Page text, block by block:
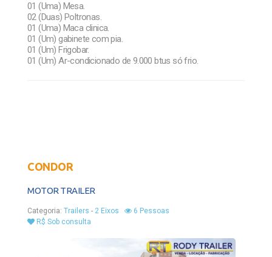
01 (Uma) Mesa.
02 (Duas) Poltronas.
01 (Uma) Maca clinica.
01 (Um) gabinete com pia.
01 (Um) Frigobar.
01 (Um) Ar-condicionado de 9.000 btus só frio.
CONDOR
MOTOR TRAILER
Categoria: Trailers - 2 Eixos
6 Pessoas
R$ Sob consulta